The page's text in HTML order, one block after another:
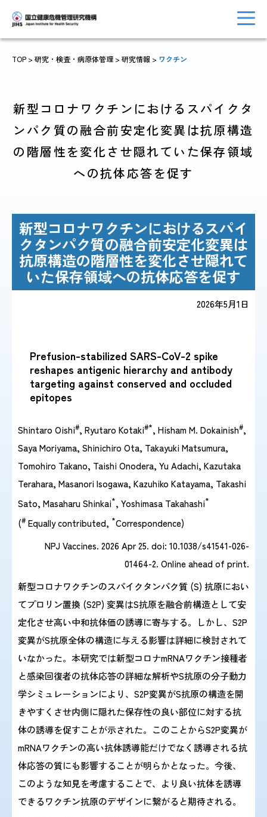
JIHSについて 診療・病院関係
研究関係
国際協力・
人材育成関係
感染症情報・
TOP > 研究・検査・病原体管理 > 研究情報 > ワクチン
新型コロナワクチンにおけるスパイクタ
ンパク質の融合前安定化変異は抗原構造
の階層性を変化させ隠れていた保存領域
への抗体応答を促す
新型コロナワクチンにおけるスパイ
クタンパク質の融合前安定化変異は
抗原構造の階層性を変化させ隠れて
いた保存領域への抗体応答を促す
2026年5月1日
Prefusion-stabilized SARS-CoV-2 spike
reshapes antigenic hierarchy and antibody
targeting against conserved and occluded
epitopes
Shintaro Oishi#, Ryutaro Kotaki#*, Hisham M. Dokainish#,
Saya Moriyama, Shinichiro Ota, Takayuki Matsumura,
Tomohiro Takano, Taishi Onodera, Yu Adachi, Kazutaka
Terahara, Masanori Isogawa, Kazuhiko Katayama, Takashi
Sato, Masaharu Shinkai*, Yoshimasa Takahashi*
(# Equally contributed, *Correspondence)
NPJ Vaccines. 2026 Apr 25. doi: 10.1038/s41541-026-
01464-2. Online ahead of print.
新型コロナワクチンのスパイクタンパク質 (S) 抗原におい
てプロリン置換 (S2P) 変異はS抗原を融合前構造として安
定化させ高い中和抗体価の誘導に寄与する。しかし、S2P
変異がS抗原全体の構造に与える影響は詳細に検討されて
いなかった。本研究では新型コロナmRNAワクチン接種者
と感染回復者の抗体応答の詳細な解析やS抗原の分子動力
学シミュレーションにより、S2P変異がS抗原の構造を開
きやすくさせ内側に隠れた保存性の良い部位に対する抗
体の誘導を促すことが示された。このことからS2P変異が
mRNAワクチンの高い抗体誘導能だけでなく誘導される抗
体応答の質にも影響することが明らかとなった。今後、
このような知見を考慮することで、より良い抗体を誘導
できるワクチン抗原のデザインに繋がると期待される。